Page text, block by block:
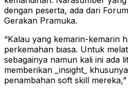
dengan peserta, ada dari
Gerakan Pramuka.
“Kalau yang kemarin-kemarin
perkemahan biasa. Untuk
sebagainya namun kali ini ada
memberikan _insight_
penambahan soft skill